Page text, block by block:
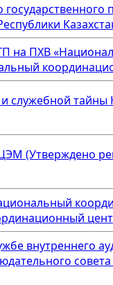
на ПХВ
служебной
(Утверждено
внутреннего